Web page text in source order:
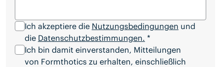
Ich akzeptiere die Nutzungsbedingungen und
die Datenschutzbestimmungen. *
Ich bin damit einverstanden, Mitteilungen
von Formthotics zu erhalten, einschließlich